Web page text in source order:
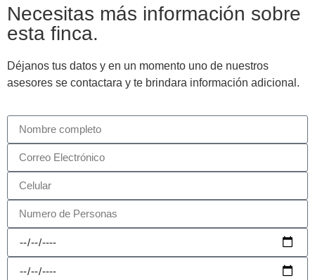
Necesitas más información sobre
esta finca.
Déjanos tus datos y en un momento uno de nuestros
asesores se contactara y te brindara información adicional.